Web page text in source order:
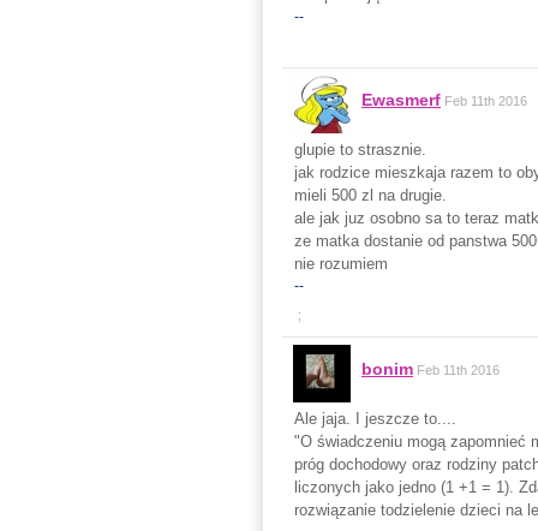
--
Ewasmerf Feb 11th 2016
glupie to strasznie.
jak rodzice mieszkaja razem to
mieli 500 zl na drugie.
ale jak juz osobno sa to teraz
ze matka dostanie od panstwa
nie rozumiem
--
;
bonim Feb 11th 2016
Ale jaja. I jeszcze to....
"O świadczeniu mogą zapomnieć
próg dochodowy oraz rodziny
liczonych jako jedno (1 +1 = 1).
rozwiązanie todzielenie dzieci na